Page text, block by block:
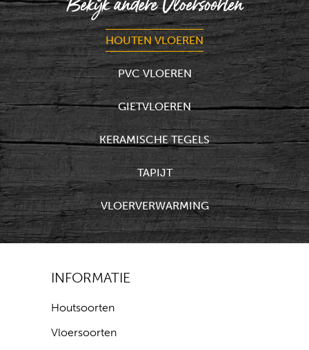
HOUTEN VLOEREN
PVC VLOEREN
GIETVLOEREN
KERAMISCHE TEGELS
TAPIJT
VLOERVERWARMING
INFORMATIE
Houtsoorten
Vloersoorten